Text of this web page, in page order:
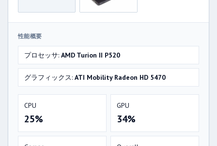
性能概要
プロセッサ: AMD Turion II P520
グラフィックス: ATI Mobility Radeon HD 5470
CPU
25%
GPU
34%